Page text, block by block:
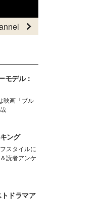
モデル：
映画「ブル
ング
スタイルに
読者アンケ
ドラマア